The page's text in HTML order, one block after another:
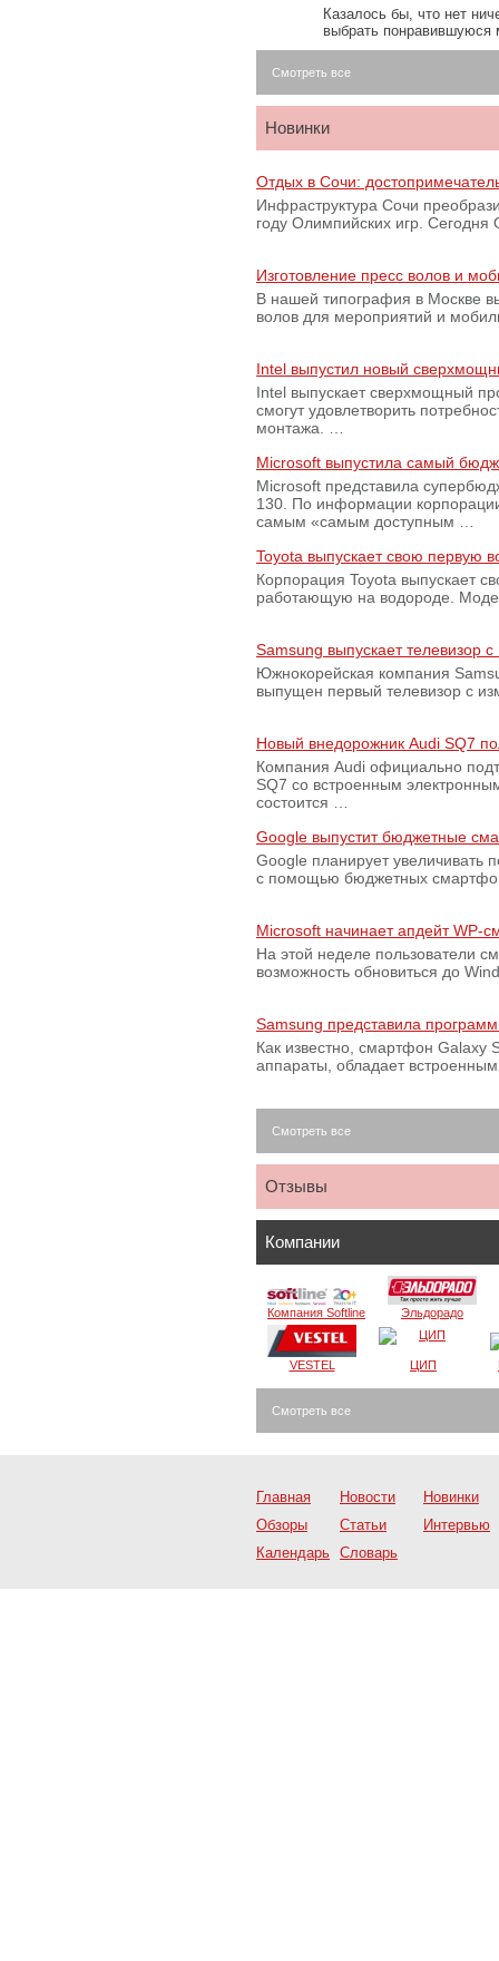
Казалось бы, что нет
выбрать
Смотреть все
Новинки
Отдых в Сочи:
Инфраструктура Сочи
году Олимпийских игр.
Изготовление пресс волов и
В нашей типография в Москве
волов для мероприятий и
Intel выпустил новый
Intel выпускает сверхмощный
смогут удовлетворить
монтажа. …
Microsoft выпустила самый
Microsoft представила
130. По информации
самым «самым доступным …
Toyota выпускает свою первую
Корпорация Toyota выпускает
работающую на водороде.
Samsung выпускает телевизор
Южнокорейская компания
выпущен первый телевизор с
Новый внедорожник Audi SQ7
Компания Audi официально
SQ7 со встроенным
состоится …
Google выпустит бюджетные
Google планирует увеличивать
с помощью бюджетных
Microsoft начинает апдейт WP-
На этой неделе пользователи
возможность обновиться до
Samsung представила
Как известно, смартфон Galaxy
аппараты, обладает
Смотреть все
Отзывы
Компании
Компания Softline Эльдорадо
VESTEL ЦИП
Смотреть все
Главная Новости
Новинки
Обзоры
Статьи
Интервью
Календарь Словарь